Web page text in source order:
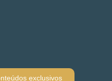
exclusivos